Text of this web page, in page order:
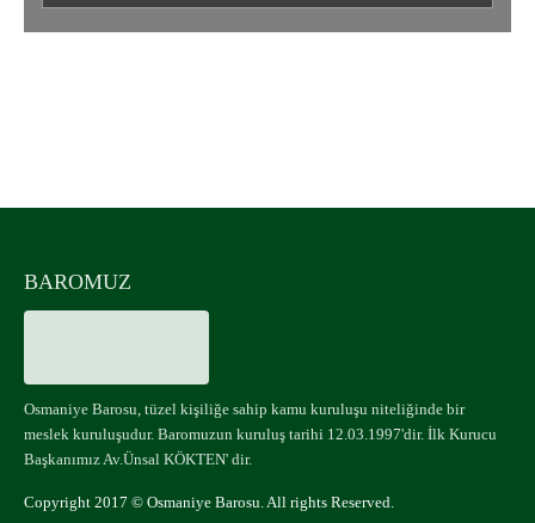
BAROMUZ
Osmaniye Barosu, tüzel kişiliğe sahip kamu kuruluşu niteliğinde bir
meslek kuruluşudur. Baromuzun kuruluş tarihi 12.03.1997'dir. İlk Kurucu
Başkanımız Av.Ünsal KÖKTEN' dir.
Copyright 2017 © Osmaniye Barosu. All rights Reserved.